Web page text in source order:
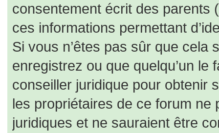
consentement écrit des parents
ces informations permettant
Si vous n’êtes pas sûr que cela
enregistrez ou que quelqu’un
conseiller juridique pour obtenir
les propriétaires de ce forum
juridiques et ne sauraient être